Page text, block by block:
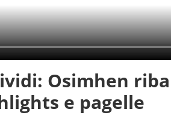
Osimhen
e pagelle